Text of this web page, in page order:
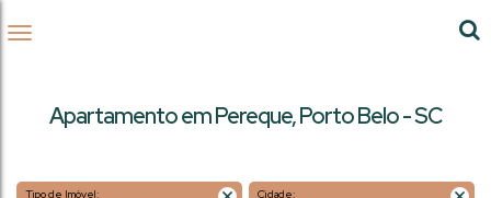
Apartamento em Pereque, Porto Belo - SC
Tipo de Imóvel: Cidade: